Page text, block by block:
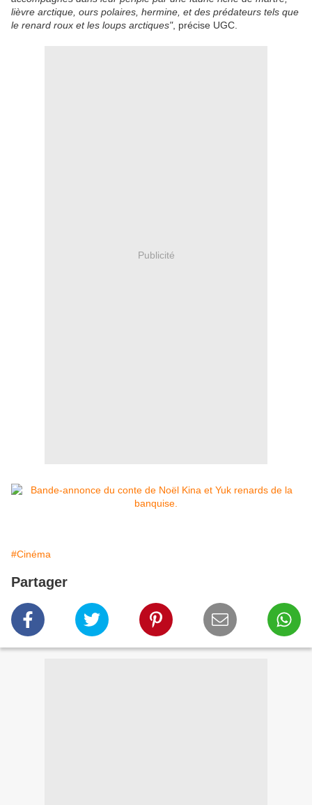
lièvre arctique, ours polaires, hermine, et des prédateurs tels que
le renard roux et les loups arctiques", précise UGC.
Publicité
#Cinéma
Partager